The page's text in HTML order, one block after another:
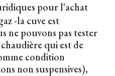
pour l'achat
-la cuve est
ne pouvons pas tester
qui est de
condition
non suspensives),